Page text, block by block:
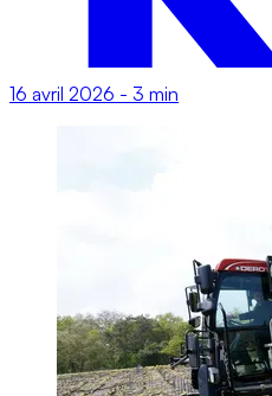
16 avril 2026 - 3 min